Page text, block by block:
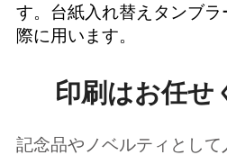
す。台紙入れ替えタンブ
際に用います。
印刷はお任せ
記念品やノベルティとして